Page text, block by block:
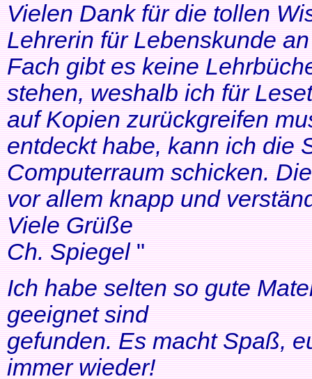
Vielen Dank für die tollen
Lehrerin für Lebenskunde
Fach gibt es keine
stehen, weshalb ich für
auf Kopien zurückgreifen
entdeckt habe, kann ich die
Computerraum schicken.
vor allem knapp und
Viele Grüße
Ch. Spiegel"
Ich habe selten so gute
geeignet sind
gefunden. Es macht Spaß,
immer wieder!